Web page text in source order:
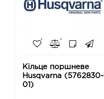
Кільце поршневе
Husqvarna (5762830-
01)